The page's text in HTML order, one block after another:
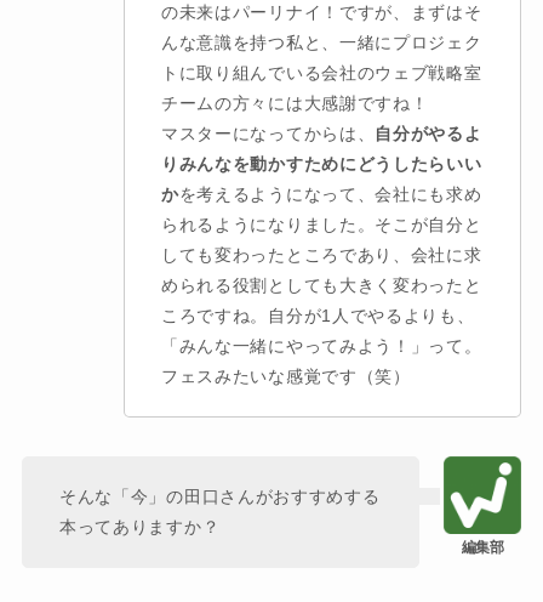
の未来はパーリナイ！ですが、まずはそ
んな意識を持つ私と、一緒にプロジェク
トに取り組んでいる会社のウェブ戦略室
チームの方々には大感謝ですね！
マスターになってからは、
自分がやるよ
りみんなを動かすためにどうしたらいい
かを考えるようになって、会社にも求め
られるようになりました。そこが自分と
しても変わったところであり、会社に求
められる役割としても大きく変わったと
ころですね。自分が1人でやるよりも、
「みんな一緒にやってみよう！」って。
フェスみたいな感覚です（笑）
そんな「今」の田口さんがおすすめする
本ってありますか？